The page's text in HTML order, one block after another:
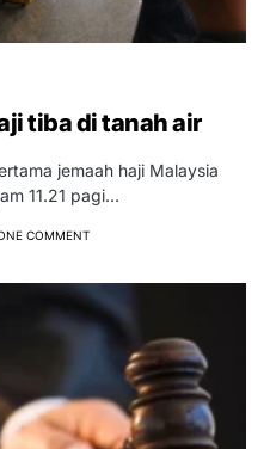
tiba di tanah air
jemaah haji Malaysia
11.21 pagi…
COMMENT